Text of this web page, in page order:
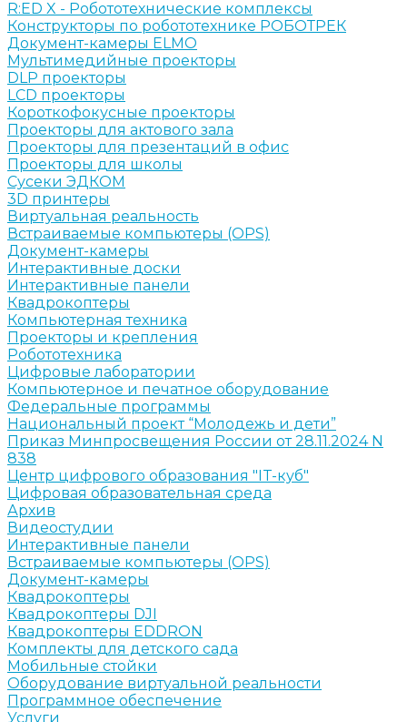
R:ED X - Робототехнические комплексы
Конструкторы по робототехнике РОБОТРЕК
Документ-камеры ELMO
Мультимедийные проекторы
DLP проекторы
LCD проекторы
Короткофокусные проекторы
Проекторы для актового зала
Проекторы для презентаций в офис
Проекторы для школы
Сусеки ЭДКОМ
3D принтеры
Виртуальная реальность
Встраиваемые компьютеры (OPS)
Документ-камеры
Интерактивные доски
Интерактивные панели
Квадрокоптеры
Компьютерная техника
Проекторы и крепления
Робототехника
Цифровые лаборатории
Компьютерное и печатное оборудование
Федеральные программы
Национальный проект “Молодежь и дети”
Приказ Минпросвещения России от 28.11.2024 N
838
Центр цифрового образования "IT-куб"
Цифровая образовательная среда
Архив
Видеостудии
Интерактивные панели
Встраиваемые компьютеры (OPS)
Документ-камеры
Квадрокоптеры
Квадрокоптеры DJI
Квадрокоптеры EDDRON
Комплекты для детского сада
Мобильные стойки
Оборудование виртуальной реальности
Программное обеспечение
Услуги